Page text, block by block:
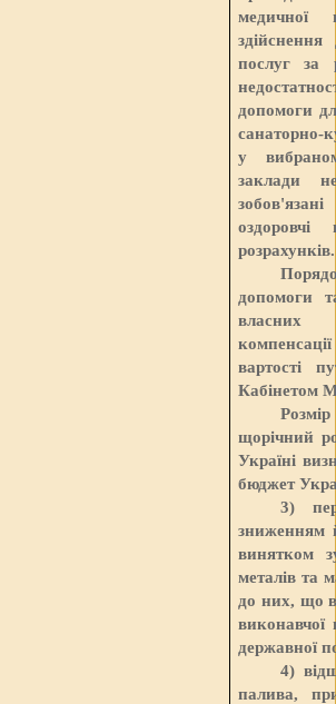
послуг за
допомоги
санаторно-
у
заклади
оздоровчі
розрахунків.
допомоги
власних
вартості
Кабінетом
щорічний
Україні
бюджет
3)
зниженням
винятком
металів та
до них, що
державної
4)
палива,